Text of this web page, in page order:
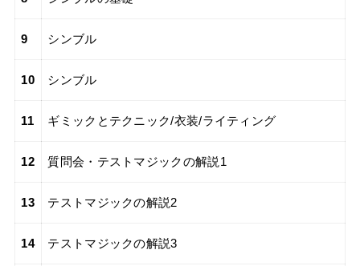
9 シンブル
10 シンブル
11 ギミックとテクニック/衣装/ライティング
12 質問会・テストマジックの解説1
13 テストマジックの解説2
14 テストマジックの解説3